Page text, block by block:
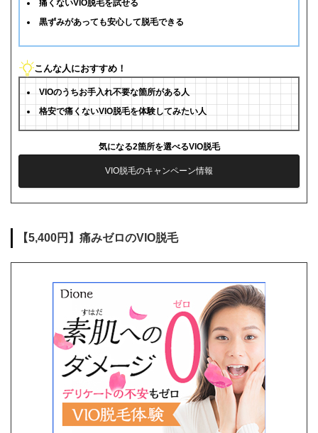
痛くないVIO脱毛を試せる
黒ずみがあっても安心して脱毛できる
こんな人におすすめ！
VIOのうちお手入れ不要な箇所がある人
格安で痛くないVIO脱毛を体験してみたい人
気になる2箇所を選べるVIO脱毛
VIO脱毛のキャンペーン情報
【5,400円】痛みゼロのVIO脱毛